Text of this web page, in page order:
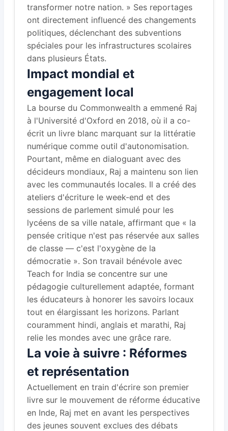
transformer notre nation. » Ses reportages
ont directement influencé des changements
politiques, déclenchant des subventions
spéciales pour les infrastructures scolaires
dans plusieurs États.
Impact mondial et
engagement local
La bourse du Commonwealth a emmené Raj
à l'Université d'Oxford en 2018, où il a co-
écrit un livre blanc marquant sur la littératie
numérique comme outil d'autonomisation.
Pourtant, même en dialoguant avec des
décideurs mondiaux, Raj a maintenu son lien
avec les communautés locales. Il a créé des
ateliers d'écriture le week-end et des
sessions de parlement simulé pour les
lycéens de sa ville natale, affirmant que « la
pensée critique n'est pas réservée aux salles
de classe — c'est l'oxygène de la
démocratie ». Son travail bénévole avec
Teach for India se concentre sur une
pédagogie culturellement adaptée, formant
les éducateurs à honorer les savoirs locaux
tout en élargissant les horizons. Parlant
couramment hindi, anglais et marathi, Raj
relie les mondes avec une grâce rare.
La voie à suivre : Réformes
et représentation
Actuellement en train d'écrire son premier
livre sur le mouvement de réforme éducative
en Inde, Raj met en avant les perspectives
des jeunes souvent exclues des débats